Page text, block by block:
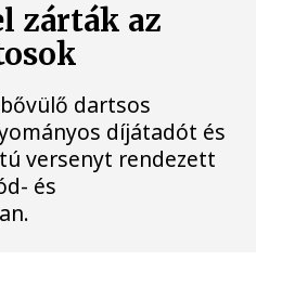
zárták az
bővülő dartsos
díjátadót és
versenyt rendezett
és